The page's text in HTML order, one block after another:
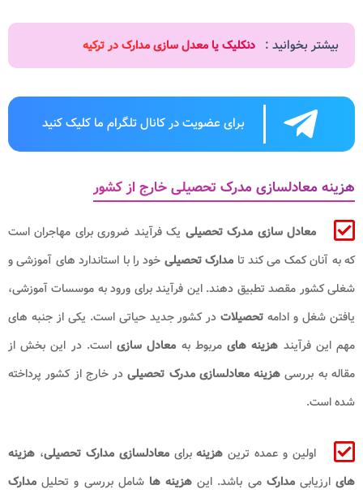
بیشتر بخوانید : دنکلیک یا معدل سازی مدارک در ترکیه
برای عضویت در کانال تلگرام ما کلیک کنید
هزینه معادلسازی مدرک تحصیلی خارج از کشور
معادل ‌سازی مدرک تحصیلی یک فرآیند ضروری برای مهاجران است
که به آنان کمک می ‌کند تا مدارک تحصیلی خود را با استاندارد های آموزشی و
شغلی کشور مقصد تطبیق دهند. این فرآیند برای ورود به موسسات آموزشی،
یافتن شغل و ادامه تحصیلات در کشور جدید حیاتی است. یکی از جنبه‌ های
مهم این فرآیند هزینه ‌هایمربوط به معادل‌ سازیاست. در این بخش از
مقاله به بررسی هزینه معادلسازی مدرک تحصیلی در خارج از کشور پرداخته
شده است.
اولین و عمده ‌ترینهزینهبرایمعادلسازی مدارک تحصیلی، هزینه
‌هایارزیابیمدارکمی باشد. این هزینه‌ هاشامل بررسی و تحلیل مدارک